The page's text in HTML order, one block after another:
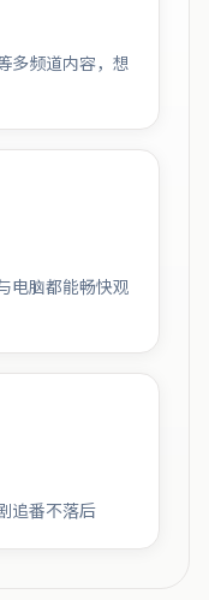
多频道内容，想
电脑都能畅快观
追番不落后